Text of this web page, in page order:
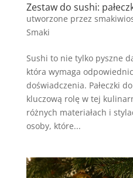
Zestaw do sushi:
utworzone przez
Smaki
Sushi to nie tylko pyszne
która wymaga
doświadczenia. Pałeczki
kluczową rolę w tej
różnych materiałach i
osoby, które...